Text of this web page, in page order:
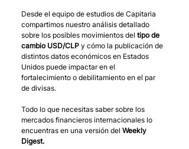
Desde el equipo de estudios de Capitaria
compartimos nuestro análisis detallado
sobre los posibles movimientos del tipo de
cambio USD/CLP y cómo la publicación de
distintos datos económicos en Estados
Unidos puede impactar en el
fortalecimiento o debilitamiento en el par
de divisas.
Todo lo que necesitas saber sobre los
mercados financieros internacionales lo
encuentras en una versión del Weekly
Digest.